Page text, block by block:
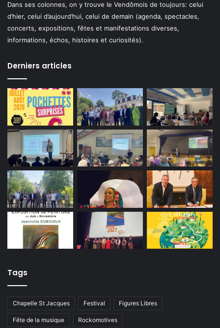
Dans ses colonnes, on y trouve le Vendômois de toujours: celui
d’hier, celui d’aujourd’hui, celui de demain (agenda, spectacles,
concerts, expositions, fêtes et manifestations diverses,
informations, échos, histoires et curiosités).
Derniers articles
Tags
Chapelle St Jacques Festival Figures Libres
Fête de la musique Rockomotives